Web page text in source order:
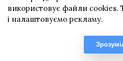
використовує файли cookies.
і налаштовуємо рекламу.